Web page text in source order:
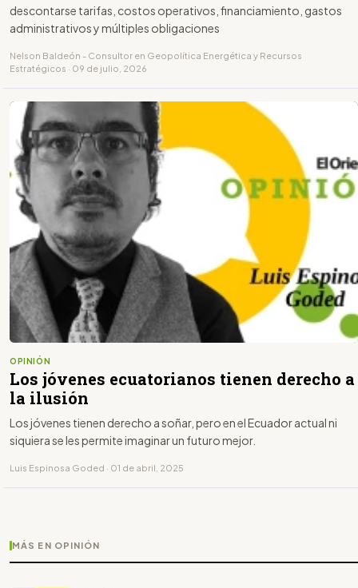
descontarse tarifas, costos operativos, financiamiento, gastos
administrativos y múltiples obligaciones
Nelson Baldeón - Consultor en Geopolítica Energética y Recursos
Estratégicos · 09 de julio, 2026
OPINIÓN
Los jóvenes ecuatorianos tienen derecho a
la ilusión
Los jóvenes tienen derecho a soñar, pero en el Ecuador actual ni
siquiera se les permite imaginar un futuro mejor.
Luis Espinosa Goded · 01 de abril, 2025
MÁS EN OPINIÓN